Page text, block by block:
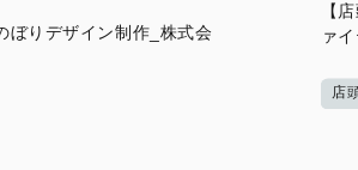
ぼりデザイン制作_株式会
【
ァ
店